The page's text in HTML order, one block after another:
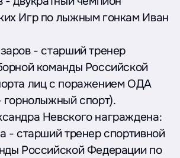
Игр по лыжным гонкам Иван
- старший тренер
команды Российской
лиц с поражением ОДА
горнолыжный спорт).
Невского награждена:
- старший тренер спортивной
Российской Федерации по